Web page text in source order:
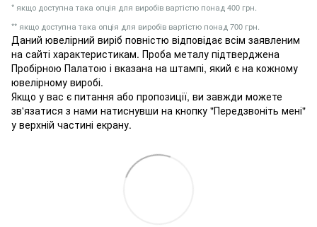
* якщо доступна така опція для виробів вартістю понад 400 грн.
** якщо доступна така опція для виробів вартістю понад 700 грн.
Даний ювелірний виріб повністю відповідає всім заявленим
на сайті характеристикам. Проба металу підтверджена
Пробірною Палатою і вказана на штампі, який є на кожному
ювелірному виробі.
Якщо у вас є питання або пропозиції, ви завжди можете
зв'язатися з нами натиснувши на кнопку "Передзвоніть мені"
у верхній частині екрану.